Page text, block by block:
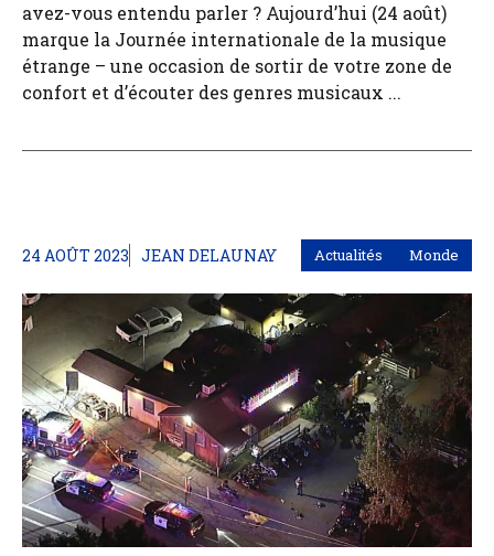
avez-vous entendu parler ? Aujourd’hui (24 août)
marque la Journée internationale de la musique
étrange – une occasion de sortir de votre zone de
confort et d’écouter des genres musicaux ...
24 AOÛT 2023 JEAN DELAUNAY Actualités Monde